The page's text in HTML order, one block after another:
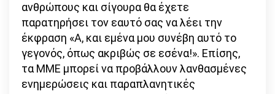
ανθρώπους και σίγουρα θα έχετε
παρατηρήσει τον εαυτό σας να λέει την
έκφραση «Α, και εμένα μου συνέβη αυτό το
γεγονός, όπως ακριβώς σε εσένα!». Επίσης,
τα ΜΜΕ μπορεί να προβάλλουν λανθασμένες
ενημερώσεις και παραπλανητικές